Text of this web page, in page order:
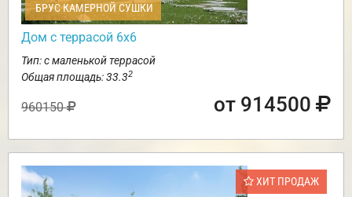
БРУС КАМЕРНОЙ СУШКИ
Дом с террасой 6х6
Тип: с маленькой террасой
Общая площадь: 33.32
960150 от 914500
ХИТ ПРОДАЖ